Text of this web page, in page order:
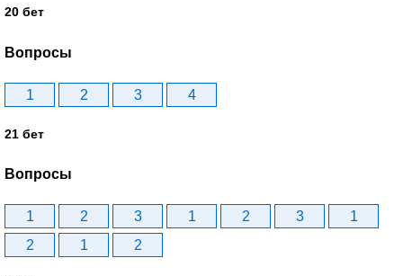
20 бет
Вопросы
1 2 3 4
21 бет
Вопросы
1 2 3 1 2 3
1
2
1 2